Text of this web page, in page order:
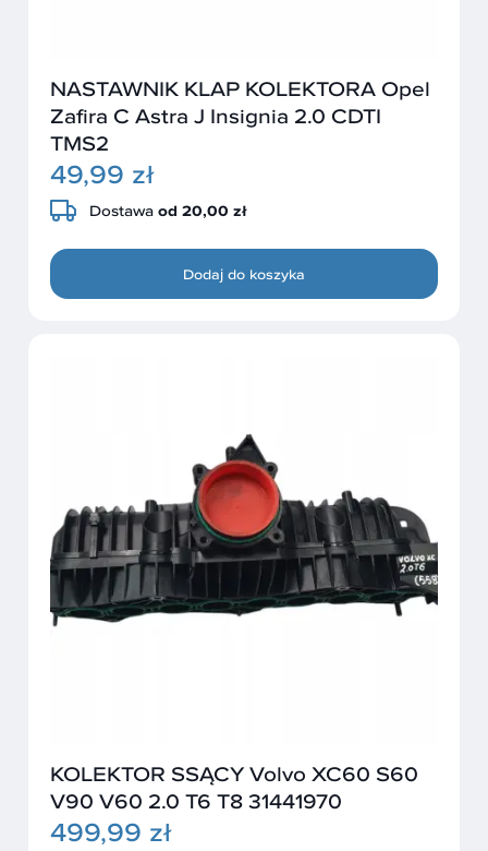
NASTAWNIK KLAP KOLEKTORA Opel
Zafira C Astra J Insignia 2.0 CDTI
TMS2
49,99 zł
Dostawa od 20,00 zł
Dodaj do koszyka
KOLEKTOR SSĄCY Volvo XC60 S60
V90 V60 2.0 T6 T8 31441970
499,99 zł